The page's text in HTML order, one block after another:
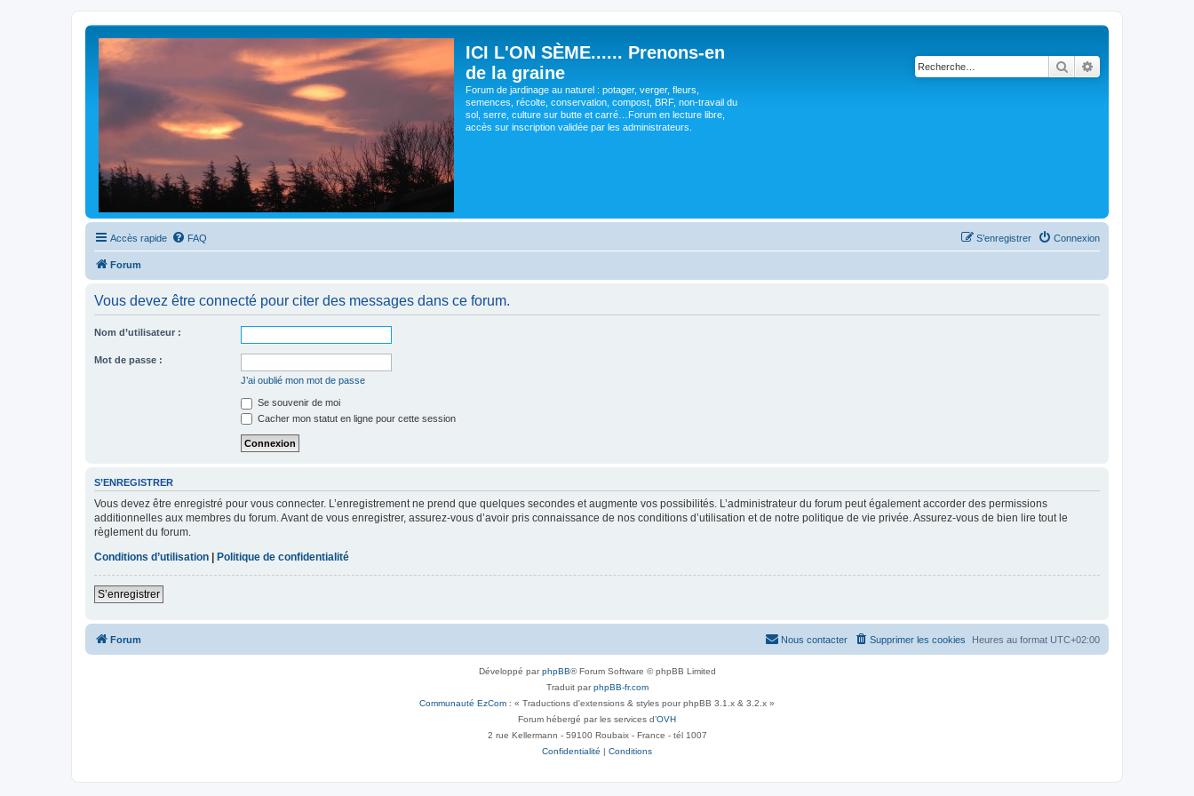
ICI L'ON SÈME...... Prenons-en
de la graine
Forum de jardinage au naturel : potager, verger, fleurs,
semences, récolte, conservation, compost, BRF, non-travail du
sol, serre, culture sur butte et carré…Forum en lecture libre,
accès sur inscription validée par les administrateurs.
Rechercher
Accès rapide FAQ Connexion
S’enregistrer
Forum
Vous devez être connecté pour citer des messages dans ce forum.
Nom d’utilisateur :
Mot de passe :
J’ai oublié mon mot de passe
Se souvenir de moi
Cacher mon statut en ligne pour cette session
S’ENREGISTRER
Vous devez être enregistré pour vous connecter. L’enregistrement ne prend que quelques secondes et augmente vos possibilités. L’administrateur du forum peut également accorder des permissions
additionnelles aux membres du forum. Avant de vous enregistrer, assurez-vous d’avoir pris connaissance de nos conditions d’utilisation et de notre politique de vie privée. Assurez-vous de bien lire tout le
règlement du forum.
Conditions d’utilisation | Politique de confidentialité
S’enregistrer
Forum Heures au format UTC+02:00
Supprimer les cookies
Nous contacter
Développé parphpBB® Forum Software © phpBB Limited
Traduit parphpBB-fr.com
Communauté EzCom : « Traductions d'extensions & styles pour phpBB 3.1.x & 3.2.x »
Forum hébergé par les services d’OVH
2 rue Kellermann - 59100 Roubaix - France - tél 1007
Confidentialité | Conditions